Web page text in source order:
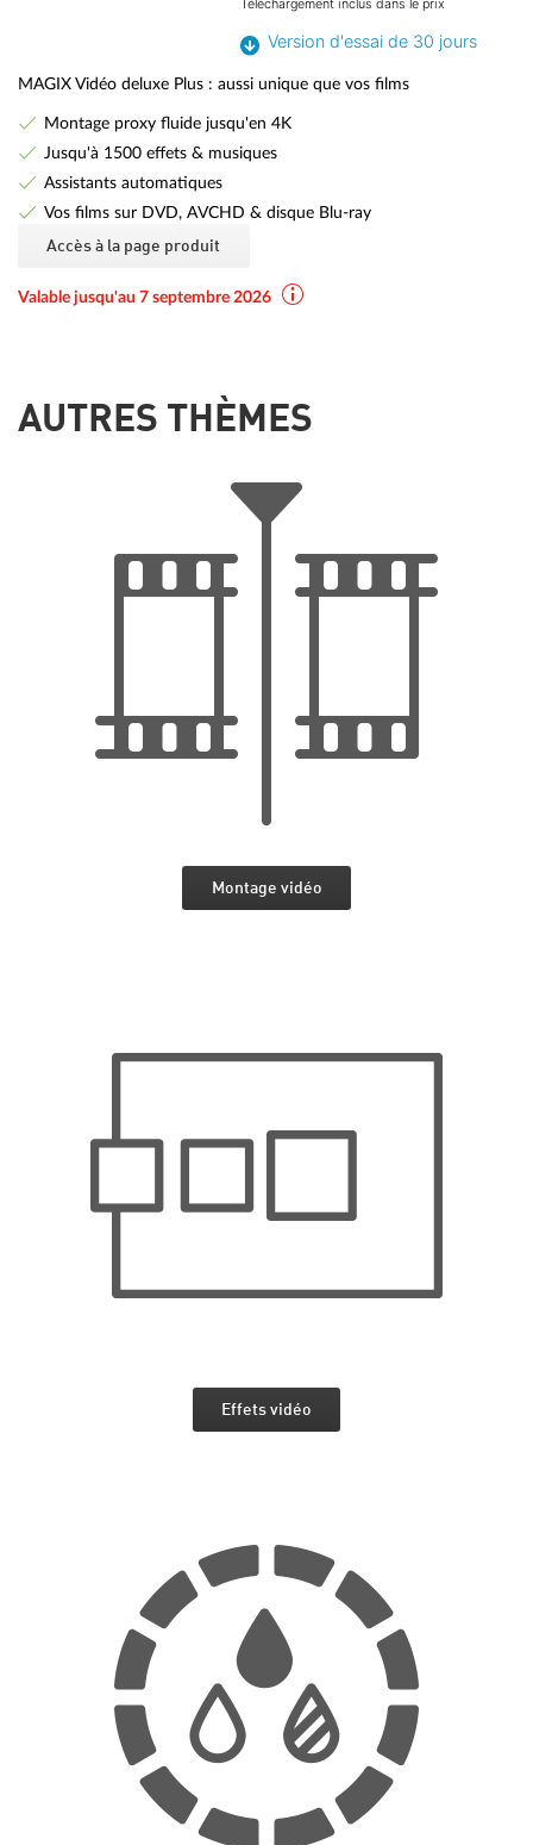
Téléchargement inclus dans le prix
Version d'essai de 30 jours
MAGIX Vidéo deluxe Plus : aussi unique que vos films
Montage proxy fluide jusqu'en 4K
Jusqu'à 1500 effets & musiques
Assistants automatiques
Vos films sur DVD, AVCHD & disque Blu-ray
Accès à la page produit
Valable jusqu'au 7 septembre 2026
AUTRES THÈMES
Montage vidéo
Effets vidéo